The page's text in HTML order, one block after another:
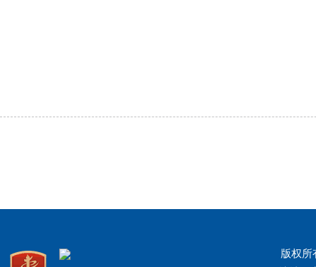
版权所